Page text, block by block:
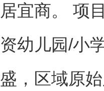
居宜商。 项
资幼儿园/小
盛，区域原